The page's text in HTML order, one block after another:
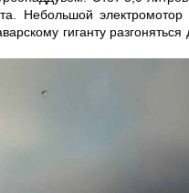
Небольшой электромотор
гиганту разгоняться